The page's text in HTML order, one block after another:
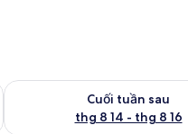
thg 8 7 - thg 8 9
Cuối tuần sau
thg 8 14 - thg 8 16
Kiểm tra lượng phòng cuối